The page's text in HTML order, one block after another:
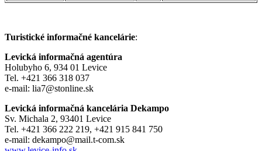
Turistické informačné kancelárie:
Levická informačná agentúra
Holubyho 6, 934 01 Levice
Tel. +421 366 318 037
e-mail: lia7@stonline.sk
Levická informačná kancelária Dekampo
Sv. Michala 2, 93401 Levice
Tel. +421 366 222 219, +421 915 841 750
e-mail: dekampo@mail.t-com.sk